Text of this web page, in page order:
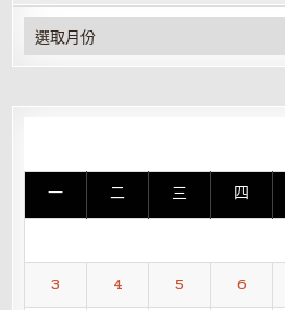
彙
整
一 二 三 四
3
4 5 6